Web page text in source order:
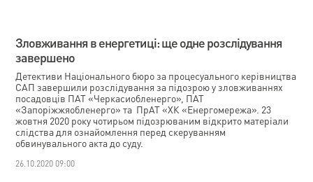
Зловживання в енергетиці: ще одне розслідування
завершено
Детективи Національного бюро за процесуального керівництва
САП завершили розслідування за підозрою у зловживаннях
посадовців ПАТ «Черкасиобленерго», ПАТ
«Запоріжжяобленерго» та ПрАТ «ХК «Енергомережа». 23
жовтня 2020 року чотирьом підозрюваним відкрито матеріали
слідства для ознайомлення перед скеруванням
обвинувального акта до суду.
26.10.2020 09:00